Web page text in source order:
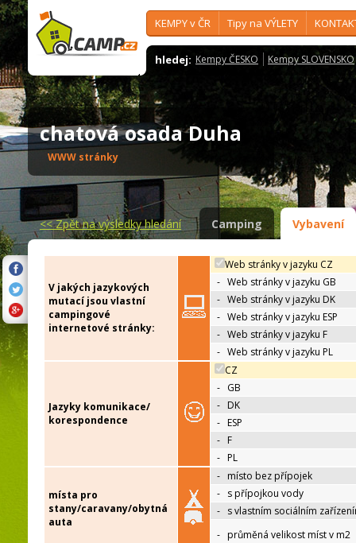
KEMPY v ČR Tipy na VÝLETY
hledej: Kempy ČESKO Kempy SLOVENSKO
chatová osada Duha
WWW stránky
<<Zpět na výsledky hledání Camping Vybavení
V jakých jazykových
mutací jsou vlastní
campingové
internetové stránky:
Web stránky v jazyku CZ
- Web stránky v jazyku GB
- Web stránky v jazyku DK
- Web stránky v jazyku ESP
- Web stránky v jazyku F
- Web stránky v jazyku PL
Jazyky komunikace/
korespondence
CZ
- GB
- DK
- ESP
- F
- PL
místa pro
stany/caravany/obytná
auta
- místo bez přípojek
- s přípojkou vody
- s vlastním sociálním
- průměná velikost míst v m2